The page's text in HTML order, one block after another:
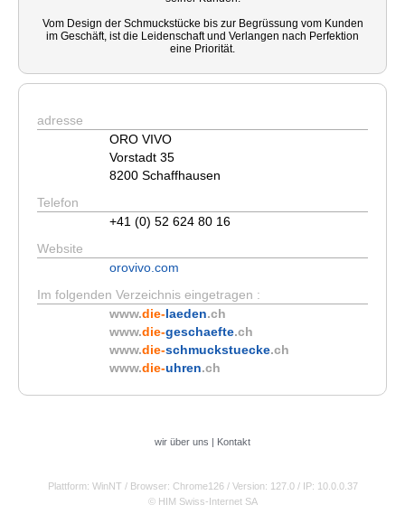
Vom Design der Schmuckstücke bis zur Begrüssung vom Kunden
im Geschäft, ist die Leidenschaft und Verlangen nach Perfektion
eine Priorität.
adresse
ORO VIVO
Vorstadt 35
8200 Schaffhausen
Telefon
+41 (0) 52 624 80 16
Website
orovivo.com
Im folgenden Verzeichnis eingetragen :
www.die-laeden.ch
www.die-geschaefte.ch
www.die-schmuckstuecke.ch
www.die-uhren.ch
wir über uns | Kontakt
Plattform: WinNT / Browser: Chrome126 / Version: 127.0 / IP: 10.0.0.37
© HIM Swiss-Internet SA